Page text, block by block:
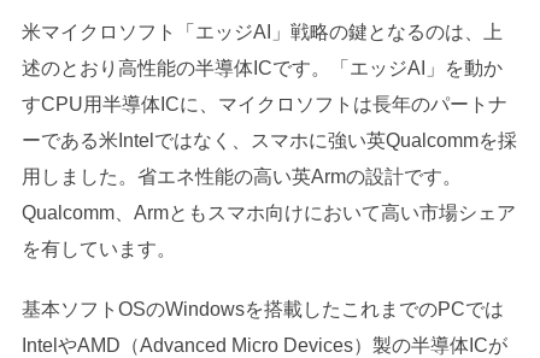
米マイクロソフト「エッジAI」戦略の鍵となるのは、上
述のとおり高性能の半導体ICです。「エッジAI」を動か
すCPU用半導体ICに、マイクロソフトは長年のパートナ
ーである米Intelではなく、スマホに強い英Qualcommを採
用しました。省エネ性能の高い英Armの設計です。
Qualcomm、Armともスマホ向けにおいて高い市場シェア
を有しています。
基本ソフトOSのWindowsを搭載したこれまでのPCでは
IntelやAMD（Advanced Micro Devices）製の半導体ICが